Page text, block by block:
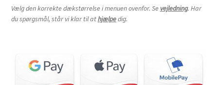
Vælg den korrekte dækstørrelse i menuen ovenfor. Se vejledning. Har
du spørgsmål, står vi klar til athjælpedig.